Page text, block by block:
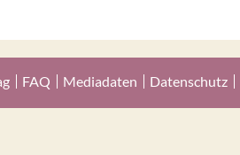
FAQ Mediadaten Datenschutz